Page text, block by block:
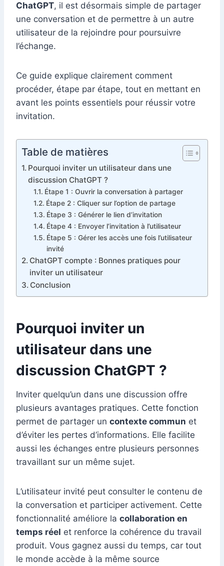
ChatGPT, il est désormais simple de partager
une conversation et de permettre à un autre
utilisateur de la rejoindre pour poursuivre
l’échange.
Ce guide explique clairement comment
procéder, étape par étape, tout en mettant en
avant les points essentiels pour réussir votre
invitation.
Table de matières
Pourquoi inviter un utilisateur dans une
discussion ChatGPT ?
Étape 1 : Ouvrir la conversation à partager
Étape 2 : Cliquer sur l’option de partage
Étape 3 : Générer le lien d’invitation
Étape 4 : Envoyer l’invitation à l’utilisateur
Étape 5 : Gérer les accès une fois l’utilisateur
invité
ChatGPT compte : Bonnes pratiques pour
inviter un utilisateur
Conclusion
Pourquoi inviter un
utilisateur dans une
discussion ChatGPT ?
Inviter quelqu’un dans une discussion offre
plusieurs avantages pratiques. Cette fonction
permet de partager un contexte commun et
d’éviter les pertes d’informations. Elle facilite
aussi les échanges entre plusieurs personnes
travaillant sur un même sujet.
L’utilisateur invité peut consulter le contenu de
la conversation et participer activement. Cette
fonctionnalité améliore la collaboration en
temps réel et renforce la cohérence du travail
produit. Vous gagnez aussi du temps, car tout
le monde accède à la même source